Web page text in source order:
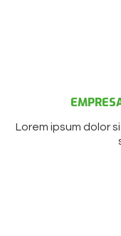
Lorem ipsum dolor